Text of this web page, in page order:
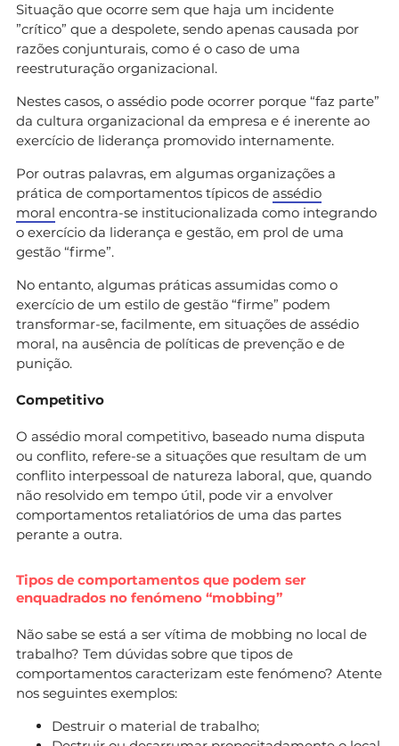
Situação que ocorre sem que haja um incidente
”crítico” que a despolete, sendo apenas causada por
razões conjunturais, como é o caso de uma
reestruturação organizacional.
Nestes casos, o assédio pode ocorrer porque “faz parte”
da cultura organizacional da empresa e é inerente ao
exercício de liderança promovido internamente.
Por outras palavras, em algumas organizações a
prática de comportamentos típicos de assédio
moral encontra-se institucionalizada como integrando
o exercício da liderança e gestão, em prol de uma
gestão “firme”.
No entanto, algumas práticas assumidas como o
exercício de um estilo de gestão “firme” podem
transformar-se, facilmente, em situações de assédio
moral, na ausência de políticas de prevenção e de
punição.
Competitivo
O assédio moral competitivo, baseado numa disputa
ou conflito, refere-se a situações que resultam de um
conflito interpessoal de natureza laboral, que, quando
não resolvido em tempo útil, pode vir a envolver
comportamentos retaliatórios de uma das partes
perante a outra.
Tipos de comportamentos que podem ser
enquadrados no fenómeno “mobbing”
Não sabe se está a ser vítima de mobbing no local de
trabalho? Tem dúvidas sobre que tipos de
comportamentos caracterizam este fenómeno? Atente
nos seguintes exemplos:
Destruir o material de trabalho;